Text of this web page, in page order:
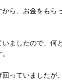
ら、お金をもら
ましたので、何
っていましたが